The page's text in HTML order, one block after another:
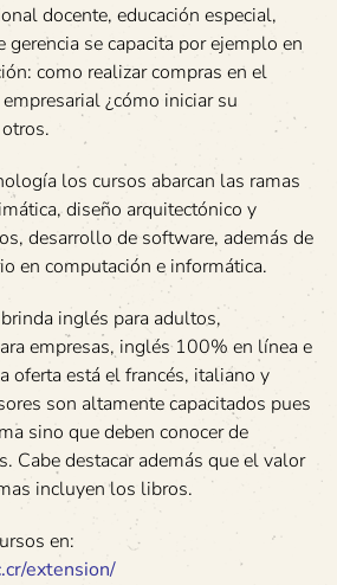
docente, educación especial,
gerencia se capacita por ejemplo en
como realizar compras en el
¿cómo iniciar su
los cursos abarcan las ramas
diseño arquitectónico y
desarrollo de software, además de
en computación e informática.
inglés para adultos,
empresas, inglés 100% en línea e
oferta está el francés, italiano y
son altamente capacitados pues
sino que deben conocer de
Cabe destacar además que el valor
incluyen los libros.
en:
extension/